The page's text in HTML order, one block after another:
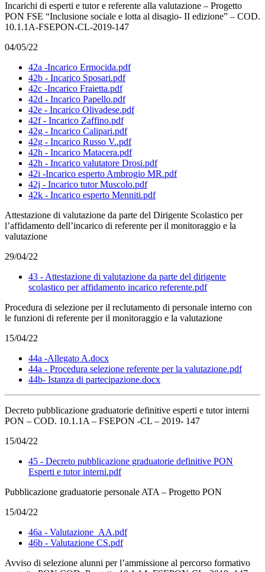
Incarichi di esperti e tutor e referente alla valutazione – Progetto
PON FSE “Inclusione sociale e lotta al disagio- II edizione” – COD.
10.1.1A-FSEPON-CL-2019-147
04/05/22
42a -Incarico Ermocida.pdf
42b - Incarico Sposari.pdf
42c -Incarico Fraietta.pdf
42d - Incarico Papello.pdf
42e - Incarico Olivadese.pdf
42f - Incarico Zaffino.pdf
42g - Incarico Calipari.pdf
42g - Incarico Russo V..pdf
42h - Incarico Matacera.pdf
42h - Incarico valutatore Drosi.pdf
42i -Incarico esperto Ambrogio MR.pdf
42j - Incarico tutor Muscolo.pdf
42k - Incarico esperto Menniti.pdf
Attestazione di valutazione da parte del Dirigente Scolastico per
l’affidamento dell’incarico di referente per il monitoraggio e la
valutazione
29/04/22
43 - Attestazione di valutazione da parte del dirigente
scolastico per affidamento incarico referente.pdf
Procedura di selezione per il reclutamento di personale interno con
le funzioni di referente per il monitoraggio e la valutazione
15/04/22
44a -Allegato A.docx
44a - Procedura selezione referente per la valutazione.pdf
44b- Istanza di partecipazione.docx
Decreto pubblicazione graduatorie definitive esperti e tutor interni
PON – COD. 10.1.1A – FSEPON -CL – 2019- 147
15/04/22
45 - Decreto pubblicazione graduatorie definitive PON
Esperti e tutor interni.pdf
Pubblicazione graduatorie personale ATA – Progetto PON
15/04/22
46a - Valutazione_AA.pdf
46b - Valutazione CS.pdf
Avviso di selezione alunni per l’ammissione al percorso formativo